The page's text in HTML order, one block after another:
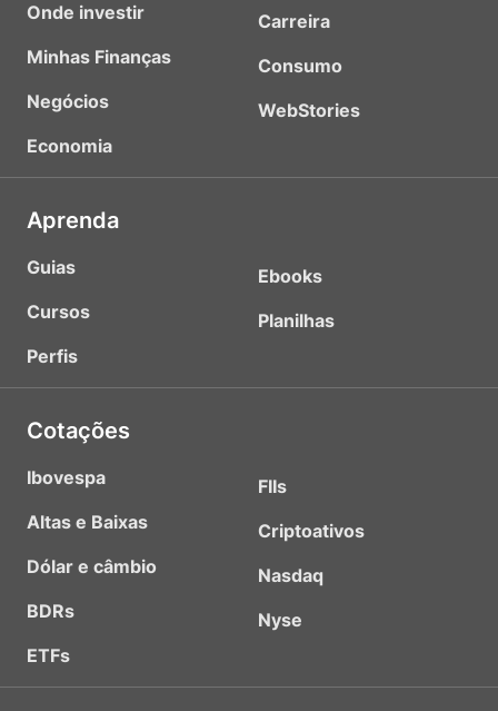
Onde investir
Minhas Finanças
Negócios
Economia
Carreira
Consumo
WebStories
Aprenda
Guias
Cursos
Perfis
Ebooks
Planilhas
Cotações
Ibovespa
Altas e Baixas
Dólar e câmbio
BDRs
ETFs
FIIs
Criptoativos
Nasdaq
Nyse